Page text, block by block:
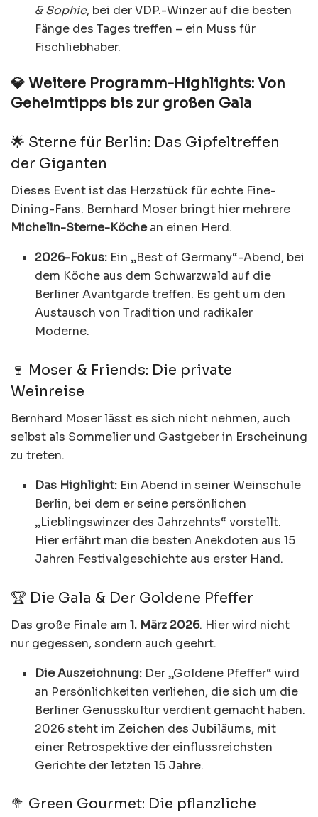
& Sophie, bei der VDP.-Winzer auf die besten
Fänge des Tages treffen – ein Muss für
Fischliebhaber.
💎 Weitere Programm-Highlights: Von
Geheimtipps bis zur großen Gala
🌟 Sterne für Berlin: Das Gipfeltreffen
der Giganten
Dieses Event ist das Herzstück für echte Fine-
Dining-Fans. Bernhard Moser bringt hier mehrere
Michelin-Sterne-Köchean einen Herd.
2026-Fokus: Ein „Best of Germany“-Abend, bei
dem Köche aus dem Schwarzwald auf die
Berliner Avantgarde treffen. Es geht um den
Austausch von Tradition und radikaler
Moderne.
🍷 Moser & Friends: Die private
Weinreise
Bernhard Moser lässt es sich nicht nehmen, auch
selbst als Sommelier und Gastgeber in Erscheinung
zu treten.
Das Highlight: Ein Abend in seiner Weinschule
Berlin, bei dem er seine persönlichen
„Lieblingswinzer des Jahrzehnts“ vorstellt.
Hier erfährt man die besten Anekdoten aus 15
Jahren Festivalgeschichte aus erster Hand.
🏆 Die Gala & Der Goldene Pfeffer
Das große Finale am 1. März 2026. Hier wird nicht
nur gegessen, sondern auch geehrt.
Die Auszeichnung: Der „Goldene Pfeffer“ wird
an Persönlichkeiten verliehen, die sich um die
Berliner Genusskultur verdient gemacht haben.
2026 steht im Zeichen des Jubiläums, mit
einer Retrospektive der einflussreichsten
Gerichte der letzten 15 Jahre.
🥦 Green Gourmet: Die pflanzliche